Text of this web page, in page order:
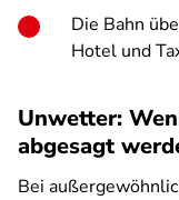
Die Bahn
Hotel und
Unwetter:
abgesagt
Bei